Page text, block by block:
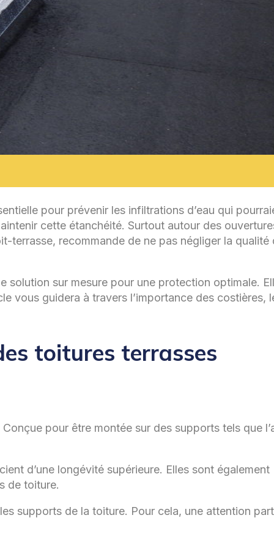
pour prévenir les infiltrations d’eau qui
cette étanchéité. Surtout autour des
terrasse, recommande de ne pas négliger la qualité
solution sur mesure pour une protection optimale.
vous guidera à travers l’importance des costières,
toitures terrasses
pour être montée sur des supports tels que
d’une longévité supérieure. Elles sont également
de toiture.
supports de la toiture. Pour cela, une attention